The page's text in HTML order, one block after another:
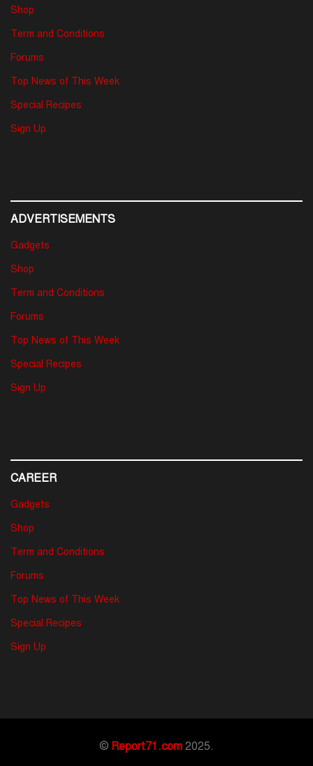
Shop
Term and Conditions
Forums
Top News of This Week
Special Recipes
Sign Up
ADVERTISEMENTS
Gadgets
Shop
Term and Conditions
Forums
Top News of This Week
Special Recipes
Sign Up
CAREER
Gadgets
Shop
Term and Conditions
Forums
Top News of This Week
Special Recipes
Sign Up
© Report71.com2025.